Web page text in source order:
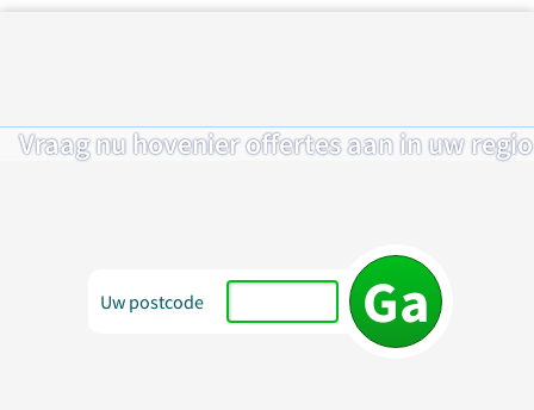
Vraag nu hovenier offertes aan in uw regio
Uw postcode